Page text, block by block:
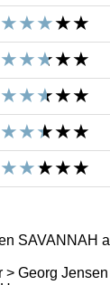
SAVANNAH
> Georg